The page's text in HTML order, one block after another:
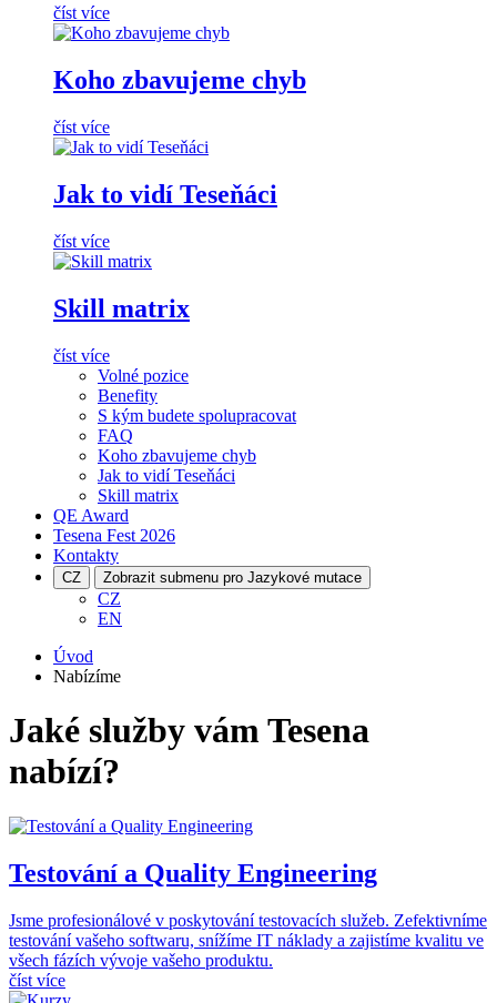
číst více
Koho zbavujeme chyb
číst více
Jak to vidí Teseňáci
číst více
Skill matrix
číst více
Volné pozice
Benefity
S kým budete spolupracovat
FAQ
Koho zbavujeme chyb
Jak to vidí Teseňáci
Skill matrix
QE Award
Tesena Fest 2026
Kontakty
CZ Zobrazit submenu pro Jazykové mutace
CZ
EN
Úvod
Nabízíme
Jaké služby vám Tesena
nabízí?
Testování a Quality Engineering
Jsme profesionálové v poskytování testovacích služeb. Zefektivníme
testování vašeho softwaru, snížíme IT náklady a zajistíme kvalitu ve
všech fázích vývoje vašeho produktu.
číst více